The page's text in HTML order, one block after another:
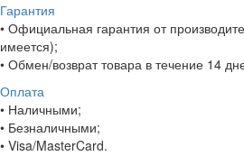
Гарантия
• Официальная гарантия от
имеется);
• Обмен/возврат товара в течение 14
Оплата
• Наличными;
• Безналичными;
• Visa/MasterCard.